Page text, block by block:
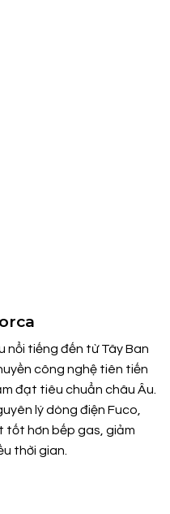
nổi tiếng đến từ Tây Ban
công nghệ tiên tiến
đạt tiêu chuẩn châu Âu.
lý dòng điện Fuco,
hơn bếp gas, giảm
thời gian.